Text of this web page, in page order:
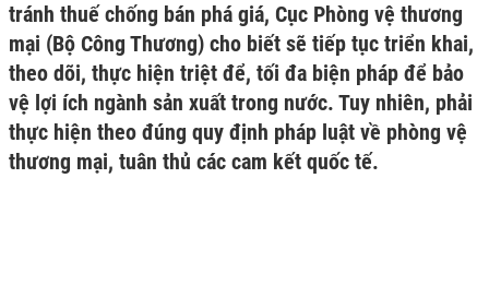
tránh thuế chống bán phá giá, Cục Phòng vệ thương
mại (Bộ Công Thương) cho biết sẽ tiếp tục triển khai,
theo dõi, thực hiện triệt để, tối đa biện pháp để bảo
vệ lợi ích ngành sản xuất trong nước. Tuy nhiên, phải
thực hiện theo đúng quy định pháp luật về phòng vệ
thương mại, tuân thủ các cam kết quốc tế.